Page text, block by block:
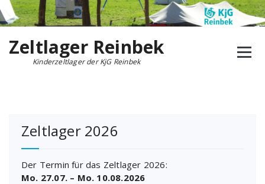
Zum
Inhalt
springen
Zeltlager Reinbek
Kinderzeltlager der KjG Reinbek
Zeltlager 2026
Der Termin für das Zeltlager 2026:
Mo. 27.07. – Mo. 10.08.2026